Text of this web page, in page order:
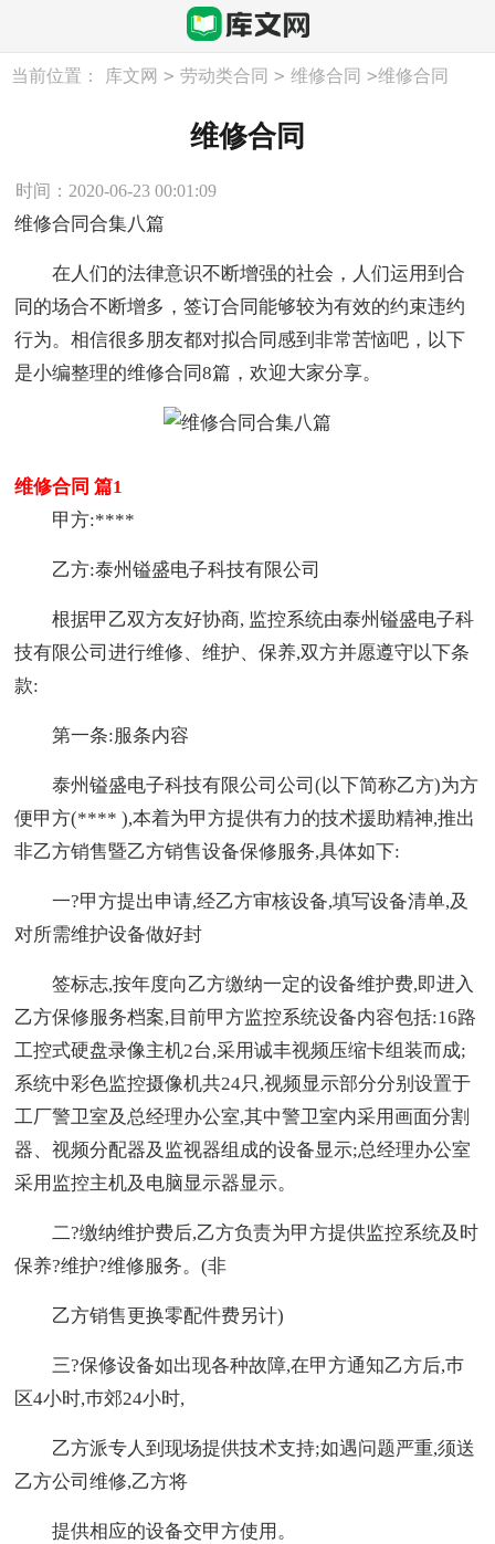
当前位置： 库文网 > 劳动类合同 > 维修合同 >维修合同
维修合同
时间：2020-06-23 00:01:09
维修合同合集八篇
在人们的法律意识不断增强的社会，人们运用到合
同的场合不断增多，签订合同能够较为有效的约束违约
行为。相信很多朋友都对拟合同感到非常苦恼吧，以下
是小编整理的维修合同8篇，欢迎大家分享。
维修合同 篇1
甲方:****
乙方:泰州镒盛电子科技有限公司
根据甲乙双方友好协商, 监控系统由泰州镒盛电子科
技有限公司进行维修、维护、保养,双方并愿遵守以下条
款:
第一条:服条内容
泰州镒盛电子科技有限公司公司(以下简称乙方)为方
便甲方(**** ),本着为甲方提供有力的技术援助精神,推出
非乙方销售暨乙方销售设备保修服务,具体如下:
一?甲方提出申请,经乙方审核设备,填写设备清单,及
对所需维护设备做好封
签标志,按年度向乙方缴纳一定的设备维护费,即进入
乙方保修服务档案,目前甲方监控系统设备内容包括:16路
工控式硬盘录像主机2台,采用诚丰视频压缩卡组装而成;
系统中彩色监控摄像机共24只,视频显示部分分别设置于
工厂警卫室及总经理办公室,其中警卫室内采用画面分割
器、视频分配器及监视器组成的设备显示;总经理办公室
采用监控主机及电脑显示器显示。
二?缴纳维护费后,乙方负责为甲方提供监控系统及时
保养?维护?维修服务。(非
乙方销售更换零配件费另计)
三?保修设备如出现各种故障,在甲方通知乙方后,巿
区4小时,巿郊24小时,
乙方派专人到现场提供技术支持;如遇问题严重,须送
乙方公司维修,乙方将
提供相应的设备交甲方使用。